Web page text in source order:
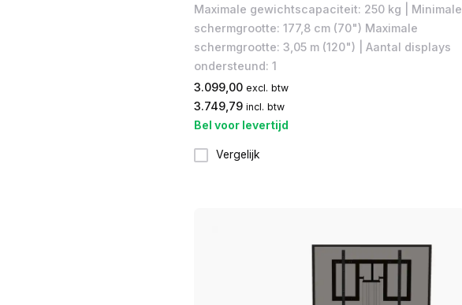
Maximale gewichtscapaciteit: 250 kg | Minimale
schermgrootte: 177,8 cm (70") Maximale
schermgrootte: 3,05 m (120") | Aantal displays
ondersteund: 1
3.099,00 excl. btw
3.749,79 incl. btw
Bel voor levertijd
Vergelijk